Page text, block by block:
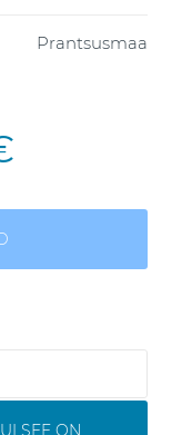
Prantsusmaa
SEE ON